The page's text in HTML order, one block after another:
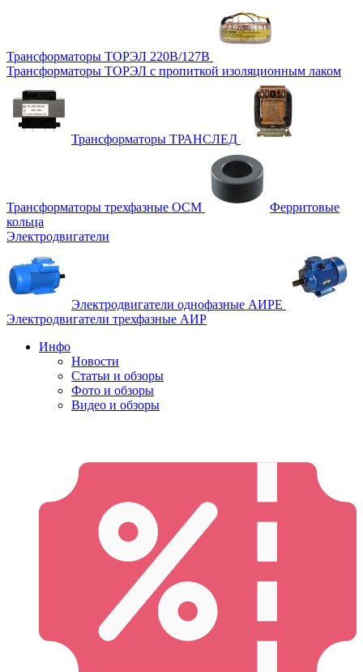
Трансформаторы ТОРЭЛ 220В/127В
Трансформаторы ТОРЭЛ с пропиткой изоляционным лаком
Трансформаторы ТРАНСЛЕД
Трансформаторы трехфазные ОСМ
Ферритовые
кольца
Электродвигатели
Электродвигатели однофазные АИРЕ
Электродвигатели трехфазные АИР
Инфо
Новости
Статьи и обзоры
Фото и обзоры
Видео и обзоры